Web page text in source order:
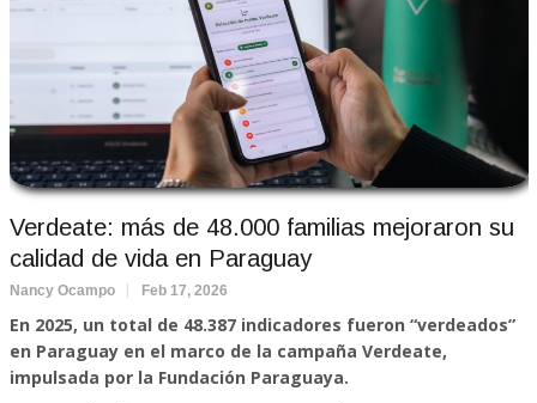
Verdeate: más de 48.000 familias mejoraron su
calidad de vida en Paraguay
Nancy Ocampo Feb 17, 2026
En 2025, un total de 48.387 indicadores fueron “verdeados”
en Paraguay en el marco de la campaña Verdeate,
impulsada por la Fundación Paraguaya.